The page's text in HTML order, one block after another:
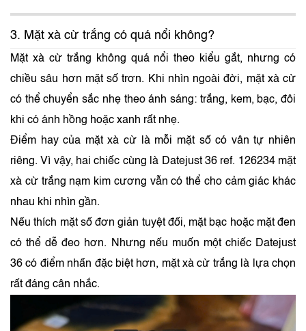
3. Mặt xà cừ trắng có quá nổi không?
Mặt xà cừ trắng không quá nổi theo kiểu gắt, nhưng có
chiều sâu hơn mặt số trơn. Khi nhìn ngoài đời, mặt xà cừ
có thể chuyển sắc nhẹ theo ánh sáng: trắng, kem, bạc, đôi
khi có ánh hồng hoặc xanh rất nhẹ.
Điểm hay của mặt xà cừ là mỗi mặt số có vân tự nhiên
riêng. Vì vậy, hai chiếc cùng là Datejust 36 ref. 126234 mặt
xà cừ trắng nạm kim cương vẫn có thể cho cảm giác khác
nhau khi nhìn gần.
Nếu thích mặt số đơn giản tuyệt đối, mặt bạc hoặc mặt đen
có thể dễ đeo hơn. Nhưng nếu muốn một chiếc Datejust
36 có điểm nhấn đặc biệt hơn, mặt xà cừ trắng là lựa chọn
rất đáng cân nhắc.